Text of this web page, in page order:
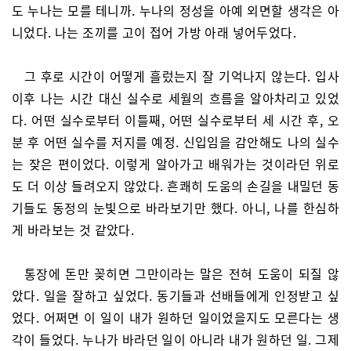
도 누나는 모를 테니까. 누나의 정성을 아예 외면할 생각은 아
니었다. 나는 조끼를 고이 접어 가방 아래 넣어두었다.
그 후로 시간이 어떻게 흘렀는지 잘 기억나지 않는다. 입사
이후 나는 시간 대신 실수로 세월의 흐름을 알아차리고 있었
다. 어떤 실수로부터 이틀째, 어떤 실수로부터 세 시간 후, 오
분 후 어떤 실수를 저지를 예정. 신입임을 감안해도 나의 실수
는 잦은 편이었다. 이렇게 알아가고 배워가는 것이라던 위로
도 더 이상 들려오지 않았다. 흔쾌히 도움의 손길을 내밀던 동
기들도 동정의 눈빛으로 바라보기만 했다. 아니, 나를 한심하
게 바라보는 것 같았다.
통장에 돈만 꽂히면 그만이라는 말은 전혀 도움이 되질 않
았다. 일을 잘하고 싶었다. 동기들과 선배들에게 인정받고 싶
었다. 어쩌면 이 일이 내가 원하던 일이었을지도 모른다는 생
각이 들었다. 누나가 바라던 일이 아니라 내가 원하던 일. 그제